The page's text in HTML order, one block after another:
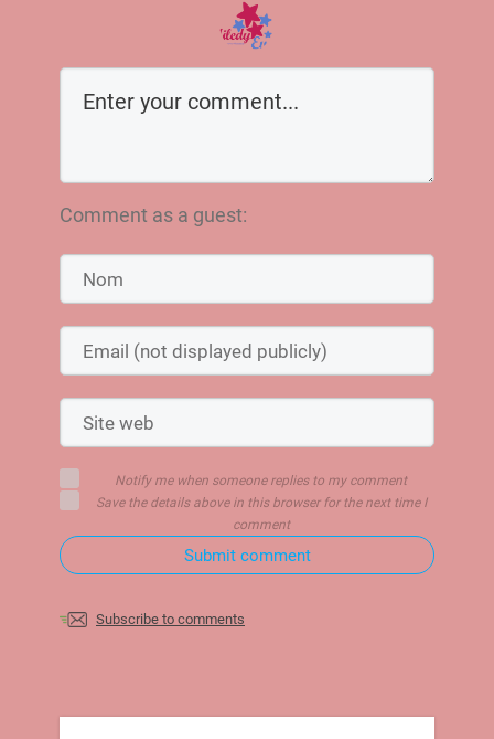
Comment as a guest:
Notify me when someone replies to my comment
Save the details above in this browser for the next time I
comment
Submit comment
Subscribe to comments